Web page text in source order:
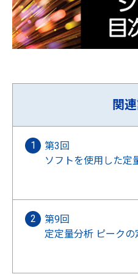
関
第3回
ソフトを使用した定
第9回
定定量分析 ピークの